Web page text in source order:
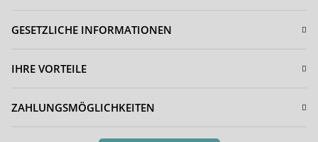
GESETZLICHE INFORMATIONEN
IHRE VORTEILE
ZAHLUNGSMÖGLICHKEITEN